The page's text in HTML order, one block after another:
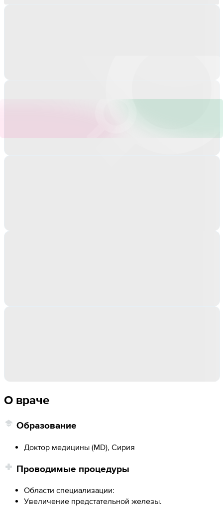
О враче
Образование
Доктор медицины (MD), Сирия
Проводимые процедуры
Области специализации:
Увеличение предстательной железы.